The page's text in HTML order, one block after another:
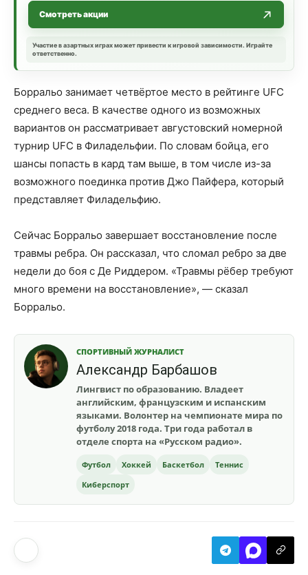
Смотреть акции
Участие в азартных играх может привести к игровой зависимости. Играйте
ответственно.
Борральо занимает четвёртое место в рейтинге UFC
среднего веса. В качестве одного из возможных
вариантов он рассматривает августовский номерной
турнир UFC в Филадельфии. По словам бойца, его
шансы попасть в кард там выше, в том числе из-за
возможного поединка против Джо Пайфера, который
представляет Филадельфию.
Сейчас Борральо завершает восстановление после
травмы ребра. Он рассказал, что сломал ребро за две
недели до боя с Де Риддером. «Травмы рёбер требуют
много времени на восстановление», — сказал
Борральо.
СПОРТИВНЫЙ ЖУРНАЛИСТ
Александр Барбашов
Лингвист по образованию. Владеет
английским, французским и испанским
языками. Волонтер на чемпионате мира по
футболу 2018 года. Три года работал в
отделе спорта на «Русском радио».
Футбол Хоккей Баскетбол
Теннис
Киберспорт